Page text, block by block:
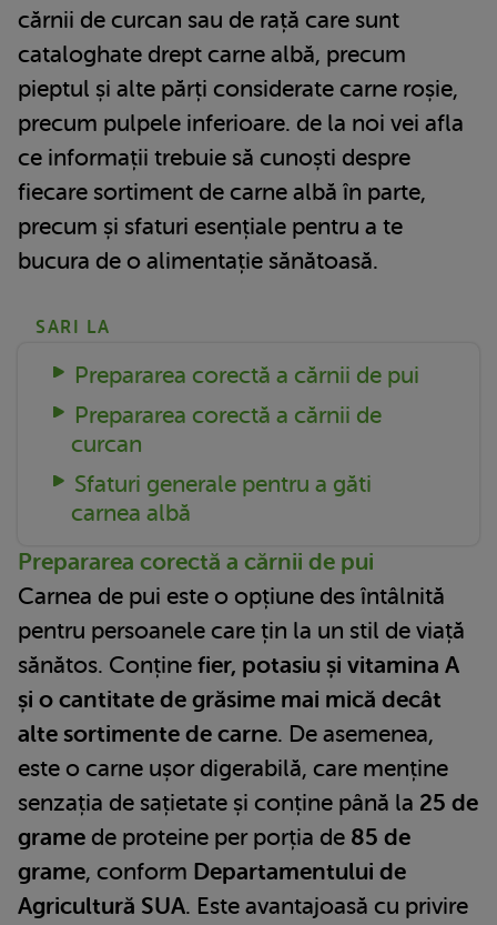
cărnii de curcan sau de rață care sunt
cataloghate drept carne albă, precum
pieptul și alte părți considerate carne roșie,
precum pulpele inferioare. de la noi vei afla
ce informații trebuie să cunoști despre
fiecare sortiment de carne albă în parte,
precum și sfaturi esențiale pentru a te
bucura de o alimentație sănătoasă.
SARI LA
Prepararea corectă a cărnii de pui
Prepararea corectă a cărnii de
curcan
Sfaturi generale pentru a găti
carnea albă
Prepararea corectă a cărnii de pui
Carnea de pui este o opțiune des întâlnită
pentru persoanele care țin la un stil de viață
sănătos. Conține fier, potasiu și vitamina A
și o cantitate de grăsime mai mică decât
alte sortimente de carne. De asemenea,
este o carne ușor digerabilă, care menține
senzația de sațietate și conține până la 25 de
grame de proteine per porția de 85 de
grame, conform Departamentului de
Agricultură SUA. Este avantajoasă cu privire